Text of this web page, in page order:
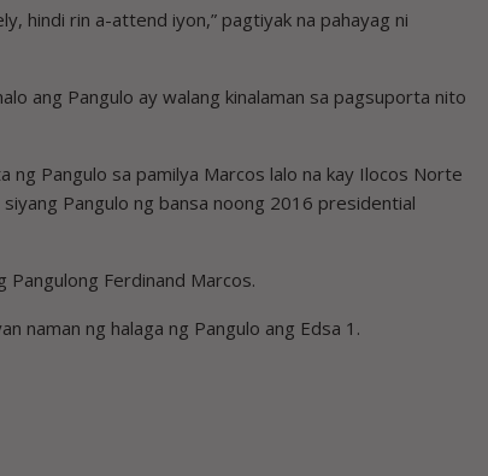
hindi rin a-attend iyon,” pagtiyak na pahayag ni
ang Pangulo ay walang kinalaman sa pagsuporta nito
ng Pangulo sa pamilya Marcos lalo na kay Ilocos Norte
Pangulo ng bansa noong 2016 presidential
Ferdinand Marcos.
naman ng halaga ng Pangulo ang Edsa 1.